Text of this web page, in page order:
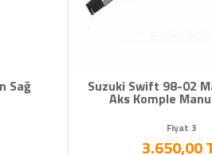
Sağ Suzuki Swift 98-02
Aks Komple
Fiyat 3
3.650,00